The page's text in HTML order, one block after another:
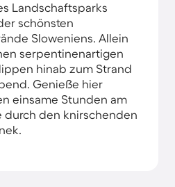
Landschaftsparks
schönsten
Sloweniens. Allein
serpentinenartigen
hinab zum Strand
Genieße hier
einsame Stunden am
durch den knirschenden